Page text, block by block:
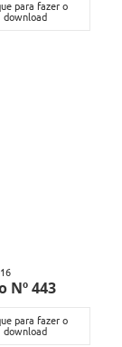
para fazer o
download
Nº 443
para fazer o
download